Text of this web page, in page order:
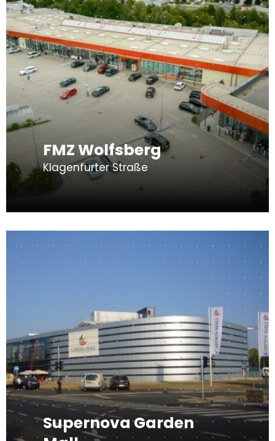
FMZ Wolfsberg
Klagenfurter Straße
Supernova Garden